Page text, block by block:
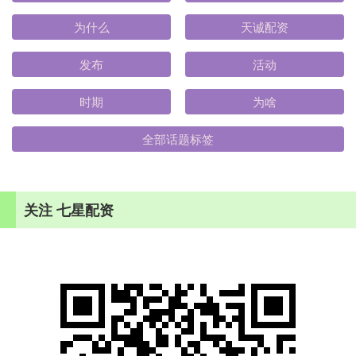
为什么 天诚配资
发布 活动
时期 为啥
全部话题标签
关注 七星配资